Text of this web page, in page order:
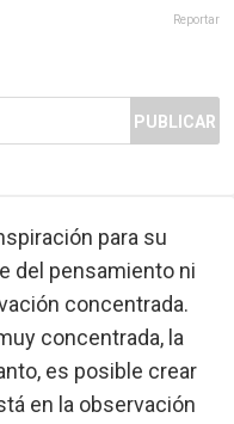
Reportar
PUBLICAR
para su
del pensamiento ni
concentrada.
concentrada, la
es posible crear
en la observación